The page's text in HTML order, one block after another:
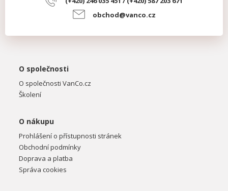
obchod@vanco.cz
O společnosti
O společnosti VanCo.cz
Školení
O nákupu
Prohlášení o přístupnosti stránek
Obchodní podmínky
Doprava a platba
Správa cookies